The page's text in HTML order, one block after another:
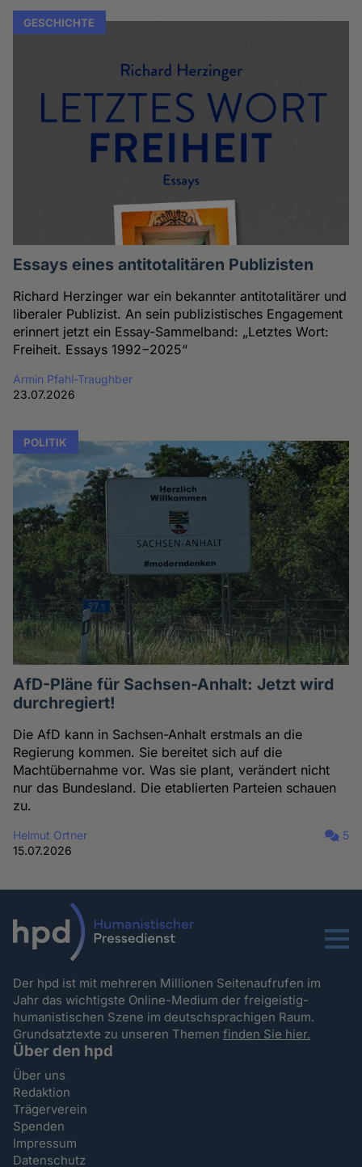
GESCHICHTE
Essays eines antitotalitären Publizisten
Richard Herzinger war ein bekannter antitotalitärer und
liberaler Publizist. An sein publizistisches Engagement
erinnert jetzt ein Essay-Sammelband: „Letztes Wort:
Freiheit. Essays 1992−2025“
Armin Pfahl-Traughber
23.07.2026
POLITIK
AfD-Pläne für Sachsen-Anhalt: Jetzt wird
durchregiert!
Die AfD kann in Sachsen-Anhalt erstmals an die
Regierung kommen. Sie bereitet sich auf die
Machtübernahme vor. Was sie plant, verändert nicht
nur das Bundesland. Die etablierten Parteien schauen
zu.
Helmut Ortner
15.07.2026
5
Menu
Der hpd ist mit mehreren Millionen Seitenaufrufen im
Jahr das wichtigste Online-Medium der freigeistig-
humanistischen Szene im deutschsprachigen Raum.
Grundsatztexte zu unseren Themenfinden Sie hier.
Über den hpd
Über uns
Redaktion
Trägerverein
Spenden
Impressum
Datenschutz